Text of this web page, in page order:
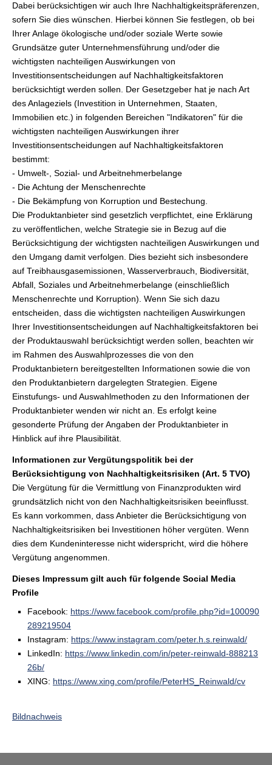
Dabei berücksichtigen wir auch Ihre Nachhaltigkeitspräferenzen,
sofern Sie dies wünschen. Hierbei können Sie festlegen, ob bei
Ihrer Anlage ökologische und/oder soziale Werte sowie
Grundsätze guter Unternehmensführung und/oder die
wichtigsten nachteiligen Auswirkungen von
Investitionsentscheidungen auf Nachhaltigkeitsfaktoren
berücksichtigt werden sollen. Der Gesetzgeber hat je nach Art
des Anlageziels (Investition in Unternehmen, Staaten,
Immobilien etc.) in folgenden Bereichen "Indikatoren" für die
wichtigsten nachteiligen Auswirkungen ihrer
Investitionsentscheidungen auf Nachhaltigkeitsfaktoren
bestimmt:
- Umwelt-, Sozial- und Arbeitnehmerbelange
- Die Achtung der Menschenrechte
- Die Bekämpfung von Korruption und Bestechung.
Die Produktanbieter sind gesetzlich verpflichtet, eine Erklärung
zu veröffentlichen, welche Strategie sie in Bezug auf die
Berücksichtigung der wichtigsten nachteiligen Auswirkungen und
den Umgang damit verfolgen. Dies bezieht sich insbesondere
auf Treibhausgasemissionen, Wasserverbrauch, Biodiversität,
Abfall, Soziales und Arbeitnehmerbelange (einschließlich
Menschenrechte und Korruption). Wenn Sie sich dazu
entscheiden, dass die wichtigsten nachteiligen Auswirkungen
Ihrer Investitionsentscheidungen auf Nachhaltigkeitsfaktoren bei
der Produktauswahl berücksichtigt werden sollen, beachten wir
im Rahmen des Auswahlprozesses die von den
Produktanbietern bereitgestellten Informationen sowie die von
den Produktanbietern dargelegten Strategien. Eigene
Einstufungs- und Auswahlmethoden zu den Informationen der
Produktanbieter wenden wir nicht an. Es erfolgt keine
gesonderte Prüfung der Angaben der Produktanbieter in
Hinblick auf ihre Plausibilität.
Informationen zur Vergütungspolitik bei der
Berücksichtigung von Nachhaltigkeitsrisiken (Art. 5 TVO)
Die Vergütung für die Vermittlung von Finanzprodukten wird
grundsätzlich nicht von den Nachhaltigkeitsrisiken beeinflusst.
Es kann vorkommen, dass Anbieter die Berücksichtigung von
Nachhaltigkeitsrisiken bei Investitionen höher vergüten. Wenn
dies dem Kundeninteresse nicht widerspricht, wird die höhere
Vergütung angenommen.
Dieses Impressum gilt auch für folgende Social Media
Profile
Facebook: https://www.facebook.com/profile.php?id=100090
289219504
Instagram: https://www.instagram.com/peter.h.s.reinwald/
LinkedIn: https://www.linkedin.com/in/peter-reinwald-888213
26b/
XING: https://www.xing.com/profile/PeterHS_Reinwald/cv
Bildnachweis